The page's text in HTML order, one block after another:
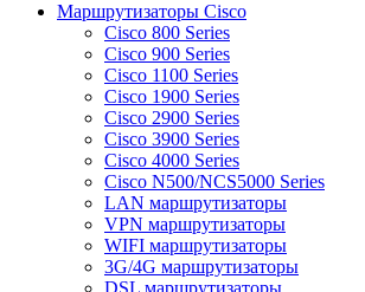
Маршрутизаторы Cisco
Cisco 800 Series
Cisco 900 Series
Cisco 1100 Series
Cisco 1900 Series
Cisco 2900 Series
Cisco 3900 Series
Cisco 4000 Series
Cisco N500/NCS5000 Series
LAN маршрутизаторы
VPN маршрутизаторы
WIFI маршрутизаторы
3G/4G маршрутизаторы
DSL маршрутизаторы